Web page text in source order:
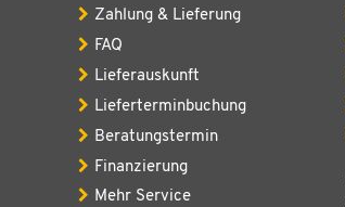
Zahlung & Lieferung
FAQ
Lieferauskunft
Lieferterminbuchung
Beratungstermin
Finanzierung
Mehr Service